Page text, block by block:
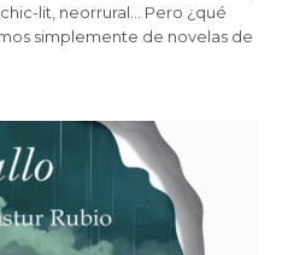
lit, neorrural… Pero ¿qué
simplemente de novelas de